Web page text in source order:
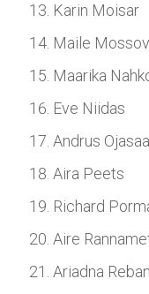
Karin Moisar
Maile Mossov
Maarika
Eve Niidas
Andrus
Aira Peets
Richard
Aire
Ariadna